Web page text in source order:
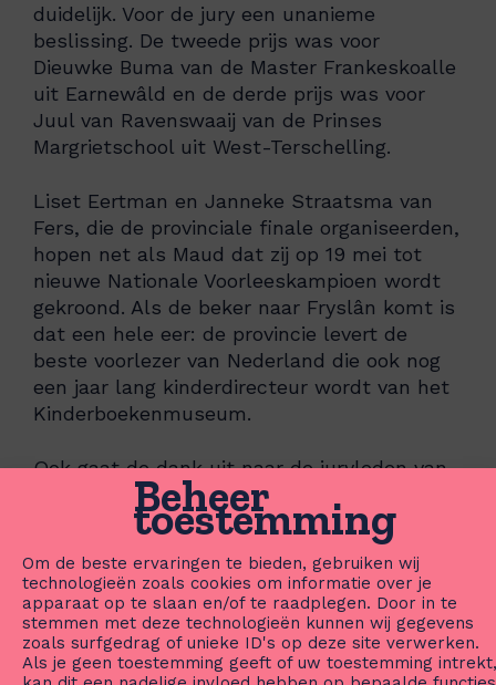
Beheer
toestemming
Om de beste ervaringen te bieden, gebruiken wij
technologieën zoals cookies om informatie over je
apparaat op te slaan en/of te raadplegen. Door in te
stemmen met deze technologieën kunnen wij gegevens
zoals surfgedrag of unieke ID's op deze site verwerken.
Als je geen toestemming geeft of uw toestemming intrekt,
duidelijk. Voor de jury een unanieme
beslissing. De tweede prijs was voor
Dieuwke Buma van de Master Frankeskoalle
uit Earnewâld en de derde prijs was voor
Juul van Ravenswaaij van de Prinses
Margrietschool uit West-Terschelling.
Liset Eertman en Janneke Straatsma van
Fers, die de provinciale finale organiseerden,
hopen net als Maud dat zij op 19 mei tot
nieuwe Nationale Voorleeskampioen wordt
gekroond. Als de beker naar Fryslân komt is
dat een hele eer: de provincie levert de
beste voorlezer van Nederland die ook nog
een jaar lang kinderdirecteur wordt van het
Kinderboekenmuseum.
Ook gaat de dank uit naar de juryleden van
dit jaar: Liedeke Pol (allereerste winnares
van De Nationale Voorleeswedstrijd), Marieke
De Nationale Voorleeswedstrijd
De Nationale Voorleeswedstrijd is een